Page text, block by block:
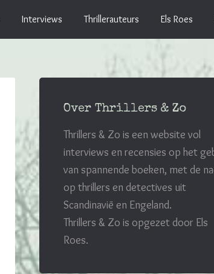
Interviews Thrillerauteurs Els Roes
Over Thrillers & Zo
Thrillers & Zo is een website vol
interviews en recensies op het
van spannende boeken, met de
op thrillers en detectives uit
Scandinavië en Engeland.
Thrillers & Zo is opgezet door Els
Roes.